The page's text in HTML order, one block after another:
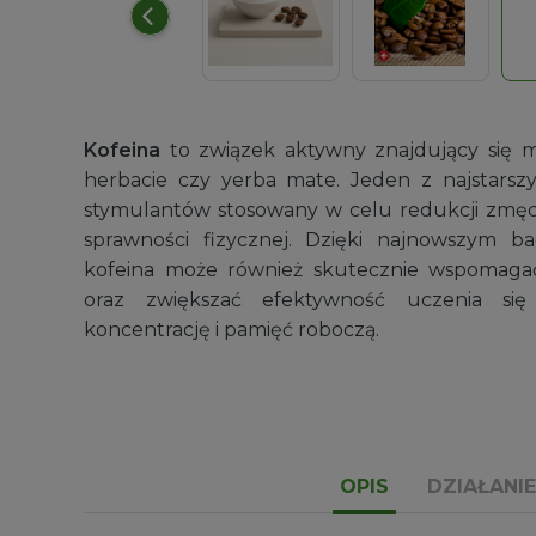
Kofeina to związek aktywny znajdujący się
herbacie czy yerba mate. Jeden z
stymulantów stosowany w celu redukcji
sprawności fizycznej. Dzięki najnowszym
kofeina może również skutecznie
oraz zwiększać efektywność uczenia
koncentrację i pamięć roboczą.
Wygodne narzędzie do odmierzania
9,99zł – 14,99złZakres
cen:
od
9,99 zł
do
OPIS DZIAŁANIE